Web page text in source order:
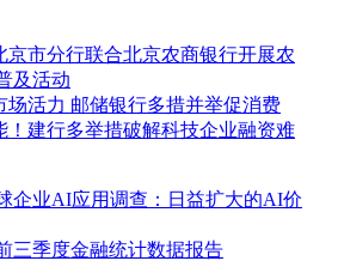
京市分行联合北京农商银行开展农
及活动
场活力 邮储银行多措并举促消费
！建行多举措破解科技企业融资难
企业AI应用调查：日益扩大的AI价
三季度金融统计数据报告